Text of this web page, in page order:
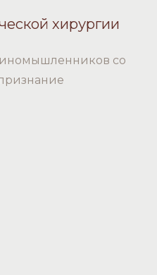
хирургии
со